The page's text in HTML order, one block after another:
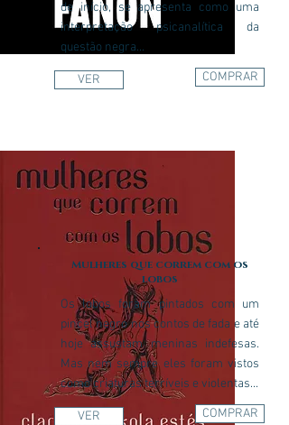
de início, se apresenta como uma
interpretação psicanalítica da
questão negra...
VER COMPRAR
Mulheres que correm com os
lobos
Os lobos foram pintados com um
pincel negro nos contos de fada e até
hoje assustam meninas indefesas.
Mas nem sempre eles foram vistos
como criaturas terríveis e violentas...
VER COMPRAR